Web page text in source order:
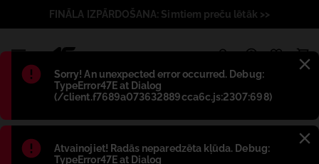
Błąd:
Sorry! An unexpected error occurred. Debug:
TypeError47E at Dialog
(/client.f7689a073632889cca6c.js:2307:698)
Błąd:
Atvainojiet! Radās neparedzēta kļūda. Debug:
TypeError47E at Dialog
FINĀLA IZPĀRDOŠANA: Simtiem preču lētāk >>